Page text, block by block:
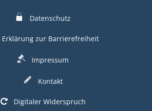
Datenschutz
Erklärung zur Barrierefreiheit
Impressum
Kontakt
Digitaler Widerspruch